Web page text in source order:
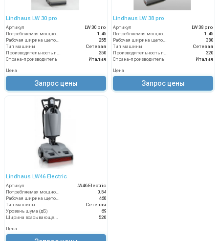
Lindhaus LW 30 pro
Артикул
LW 30 pro
Потребляемая мощность (кВт)
1.45
Рабочая ширина щеток (мм)
255
Тип машины
Сетевая
Производительность по площади (м2/ч)
250
Страна-производитель
Италия
Цена
Запрос цены
Lindhaus LW 38 pro
Артикул
LW 38 pro
Потребляемая мощность (кВт)
1.45
Рабочая ширина щеток (мм)
380
Тип машины
Сетевая
Производительность по площади (м2/ч)
320
Страна-производитель
Италия
Цена
Запрос цены
Lindhaus LW46 Electric
Артикул
LW46 Electric
0.54
460
Тип машины
Сетевая
Уровень шума (дБ)
69
520
Цена